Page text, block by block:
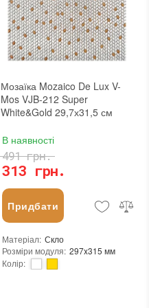
Площа модуля: 0,1 м²
Країна виробника: Україна
Бренд: AquaMo
Тип поверхні: Глянцева
новий
Мозаїка Mozaico De Lux V-
Mos VJB-212 Super
White&Gold 29,7х31,5 см
В наявності
313 грн.
491 грн.
Придбати
Матеріал: Скло
Розміри модуля: 297x315 мм
Колір: